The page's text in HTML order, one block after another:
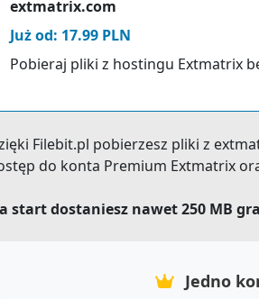
extmatrix.com
Już od: 17.99 PLN
Pobieraj pliki z hostingu Extmatrix
Filebit.pl pobierzesz pliki z
do konta Premium Extmatrix
start dostaniesz nawet 250 MB
Jedno